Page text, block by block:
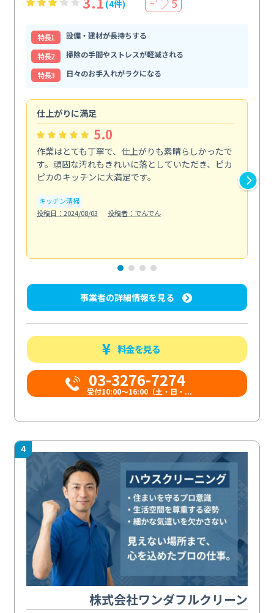
(4件) ＋ 5
特⻑1
設備・建材が長持ちする
特⻑2
掃除の手間やストレスが軽減される
特⻑3
日々のお手入れがラクになる
仕上がりに満足
5.0
作業はとても丁寧で、仕上がりも素晴らしかったで
す。頑固な汚れもきれいに落としていただき、ピカ
ピカのキッチンに大満足です。
キッチン清掃
投稿日：2024/08/03
投稿者：でんでん
事業者の詳細情報を見る
料金を見る
03-3276-7274
受付10:00〜16:00（土・日・...
4
株式会社ワンダフルクリーン